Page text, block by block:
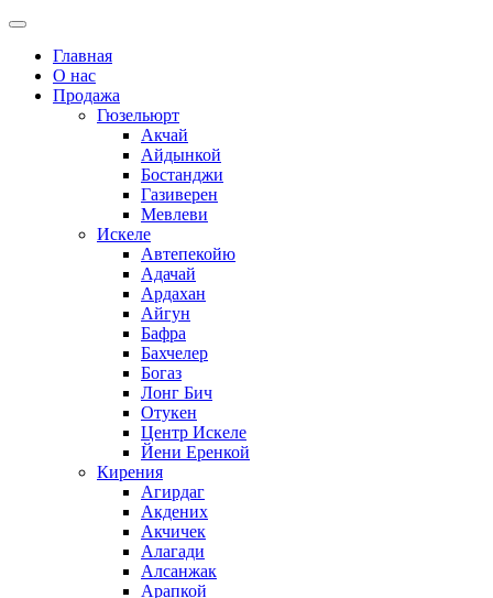
Главная
О нас
Продажа
Гюзельюрт
Акчай
Айдынкой
Бостанджи
Газиверен
Мевлеви
Искеле
Автепекойю
Адачай
Ардахан
Айгун
Бафра
Бахчелер
Богаз
Лонг Бич
Отукен
Центр Искеле
Йени Еренкой
Кирения
Агирдаг
Акдених
Акчичек
Алагади
Алсанжак
Арапкой